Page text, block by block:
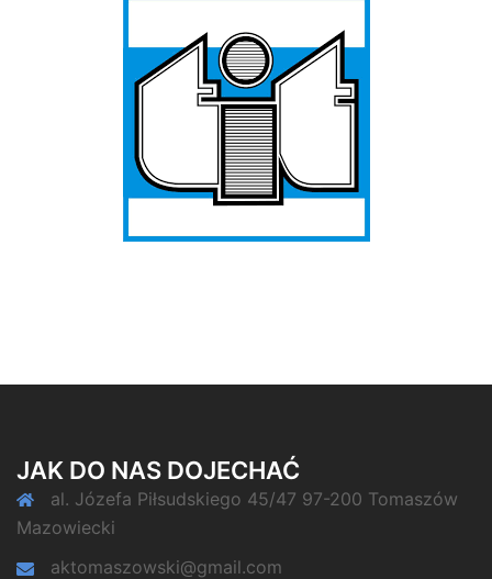
JAK DO NAS DOJECHAĆ
al. Józefa Piłsudskiego 45/47 97-200 Tomaszów
Mazowiecki
aktomaszowski@gmail.com